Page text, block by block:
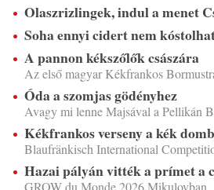
Olaszrizlingek, indul a menet
Soha ennyi cidert nem
A pannon kékszőlők császára
Az első magyar Kékfrankos
Óda a szomjas gödényhez
Avagy mi lenne Majsával a Pellikán
Kékfrankos verseny a kék
Blaufränkisch International
Hazai pályán vitték a prímet a
GROW du Monde 2026 Mikulovban